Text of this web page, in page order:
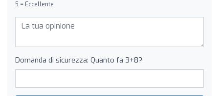
5 = Eccellente
Domanda di sicurezza: Quanto fa 3+8?